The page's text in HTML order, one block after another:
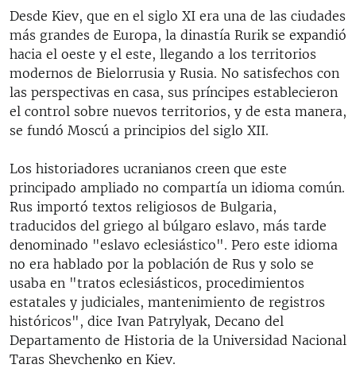
Desde Kiev, que en el siglo XI era una de las ciudades
más grandes de Europa, la dinastía Rurik se expandió
hacia el oeste y el este, llegando a los territorios
modernos de Bielorrusia y Rusia. No satisfechos con
las perspectivas en casa, sus príncipes establecieron
el control sobre nuevos territorios, y de esta manera,
se fundó Moscú a principios del siglo XII.
Los historiadores ucranianos creen que este
principado ampliado no compartía un idioma común.
Rus importó textos religiosos de Bulgaria,
traducidos del griego al búlgaro eslavo, más tarde
denominado "eslavo eclesiástico". Pero este idioma
no era hablado por la población de Rus y solo se
usaba en "tratos eclesiásticos, procedimientos
estatales y judiciales, mantenimiento de registros
históricos", dice Ivan Patrylyak, Decano del
Departamento de Historia de la Universidad Nacional
Taras Shevchenko en Kiev.